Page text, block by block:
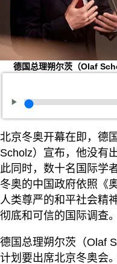
德国总理朔尔茨（Olaf
北京冬奥开幕在即，德
Scholz）宣布，他没有
此同时，数十名国际学
冬奥的中国政府依照《
人类尊严的和平社会精
彻底和可信的国际调查。
德国总理朔尔茨（Olaf
计划要出席北京冬奥会